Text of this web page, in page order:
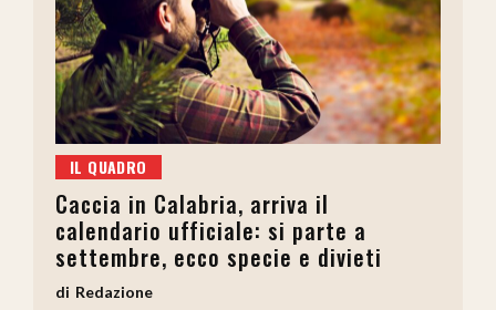
IL QUADRO
Caccia in Calabria, arriva il
calendario ufficiale: si parte a
settembre, ecco specie e divieti
Redazione